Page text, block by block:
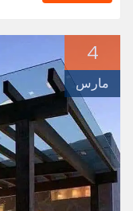
4
مارس